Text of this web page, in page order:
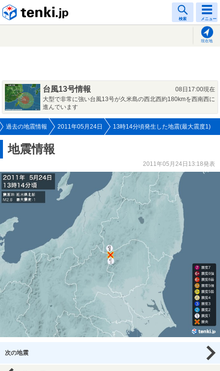
検索 メニュー
現在地
台風13号情報
08日17:00現在
大型で非常に強い台風13号が久米島の西北西約180kmを西南西に
進んでいます
過去の地震情報 2011年05月24日 13時14分頃発生した地震(最大震度1)
地震情報
2011年05月24日13:18発表
次の地震